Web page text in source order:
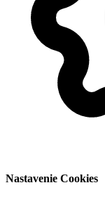
Nastavenie Cookies